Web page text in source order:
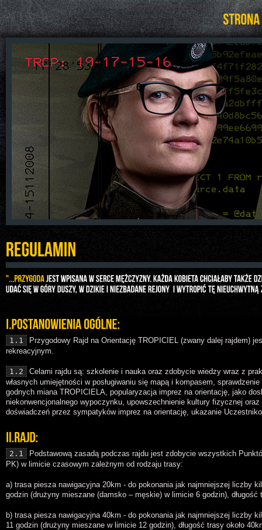
1.1
Przygodowy Rajd na Orientację TROPICIEL (zwany dalej rajdem)
rekreacyjnym.
1.2
Celami rajdu są: szkolenie i nauka oraz zdobycie wiedzy wraz z
własnych umiejętności w posługiwaniu się mapą i kompasem,
godnych miana TROPICIELA, popularyzacja imprez na orientację, jako
niekonwencjonalnego wypoczynku, upowszechnienie kultury fizycznej
doświadczeń przez sympatyków imprez na orientację, ukazanie
2.1
Podstawową zasadą podczas rajdu jest zdobycie wszystkich
PK) w limicie czasowym zależnym od rodzaju trasy:
a) trasa piesza nawigacyjna 20km - do pokonania jak najmniejszej liczby
godzin (drużyny mieszane (damsko – męskie) w limicie 6 godzin), długość
b) trasa piesza nawigacyjna 40km - do pokonania jak najmniejszej liczby
11 godzin (drużyny mieszane w limicie 12 godzin), długość trasy około